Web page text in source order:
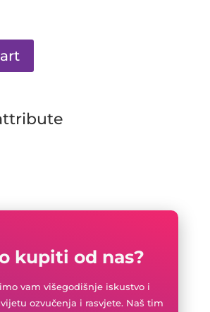
kupiti od nas?
vam višegodišnje iskustvo i
ozvučenja i rasvjete. Naš tim